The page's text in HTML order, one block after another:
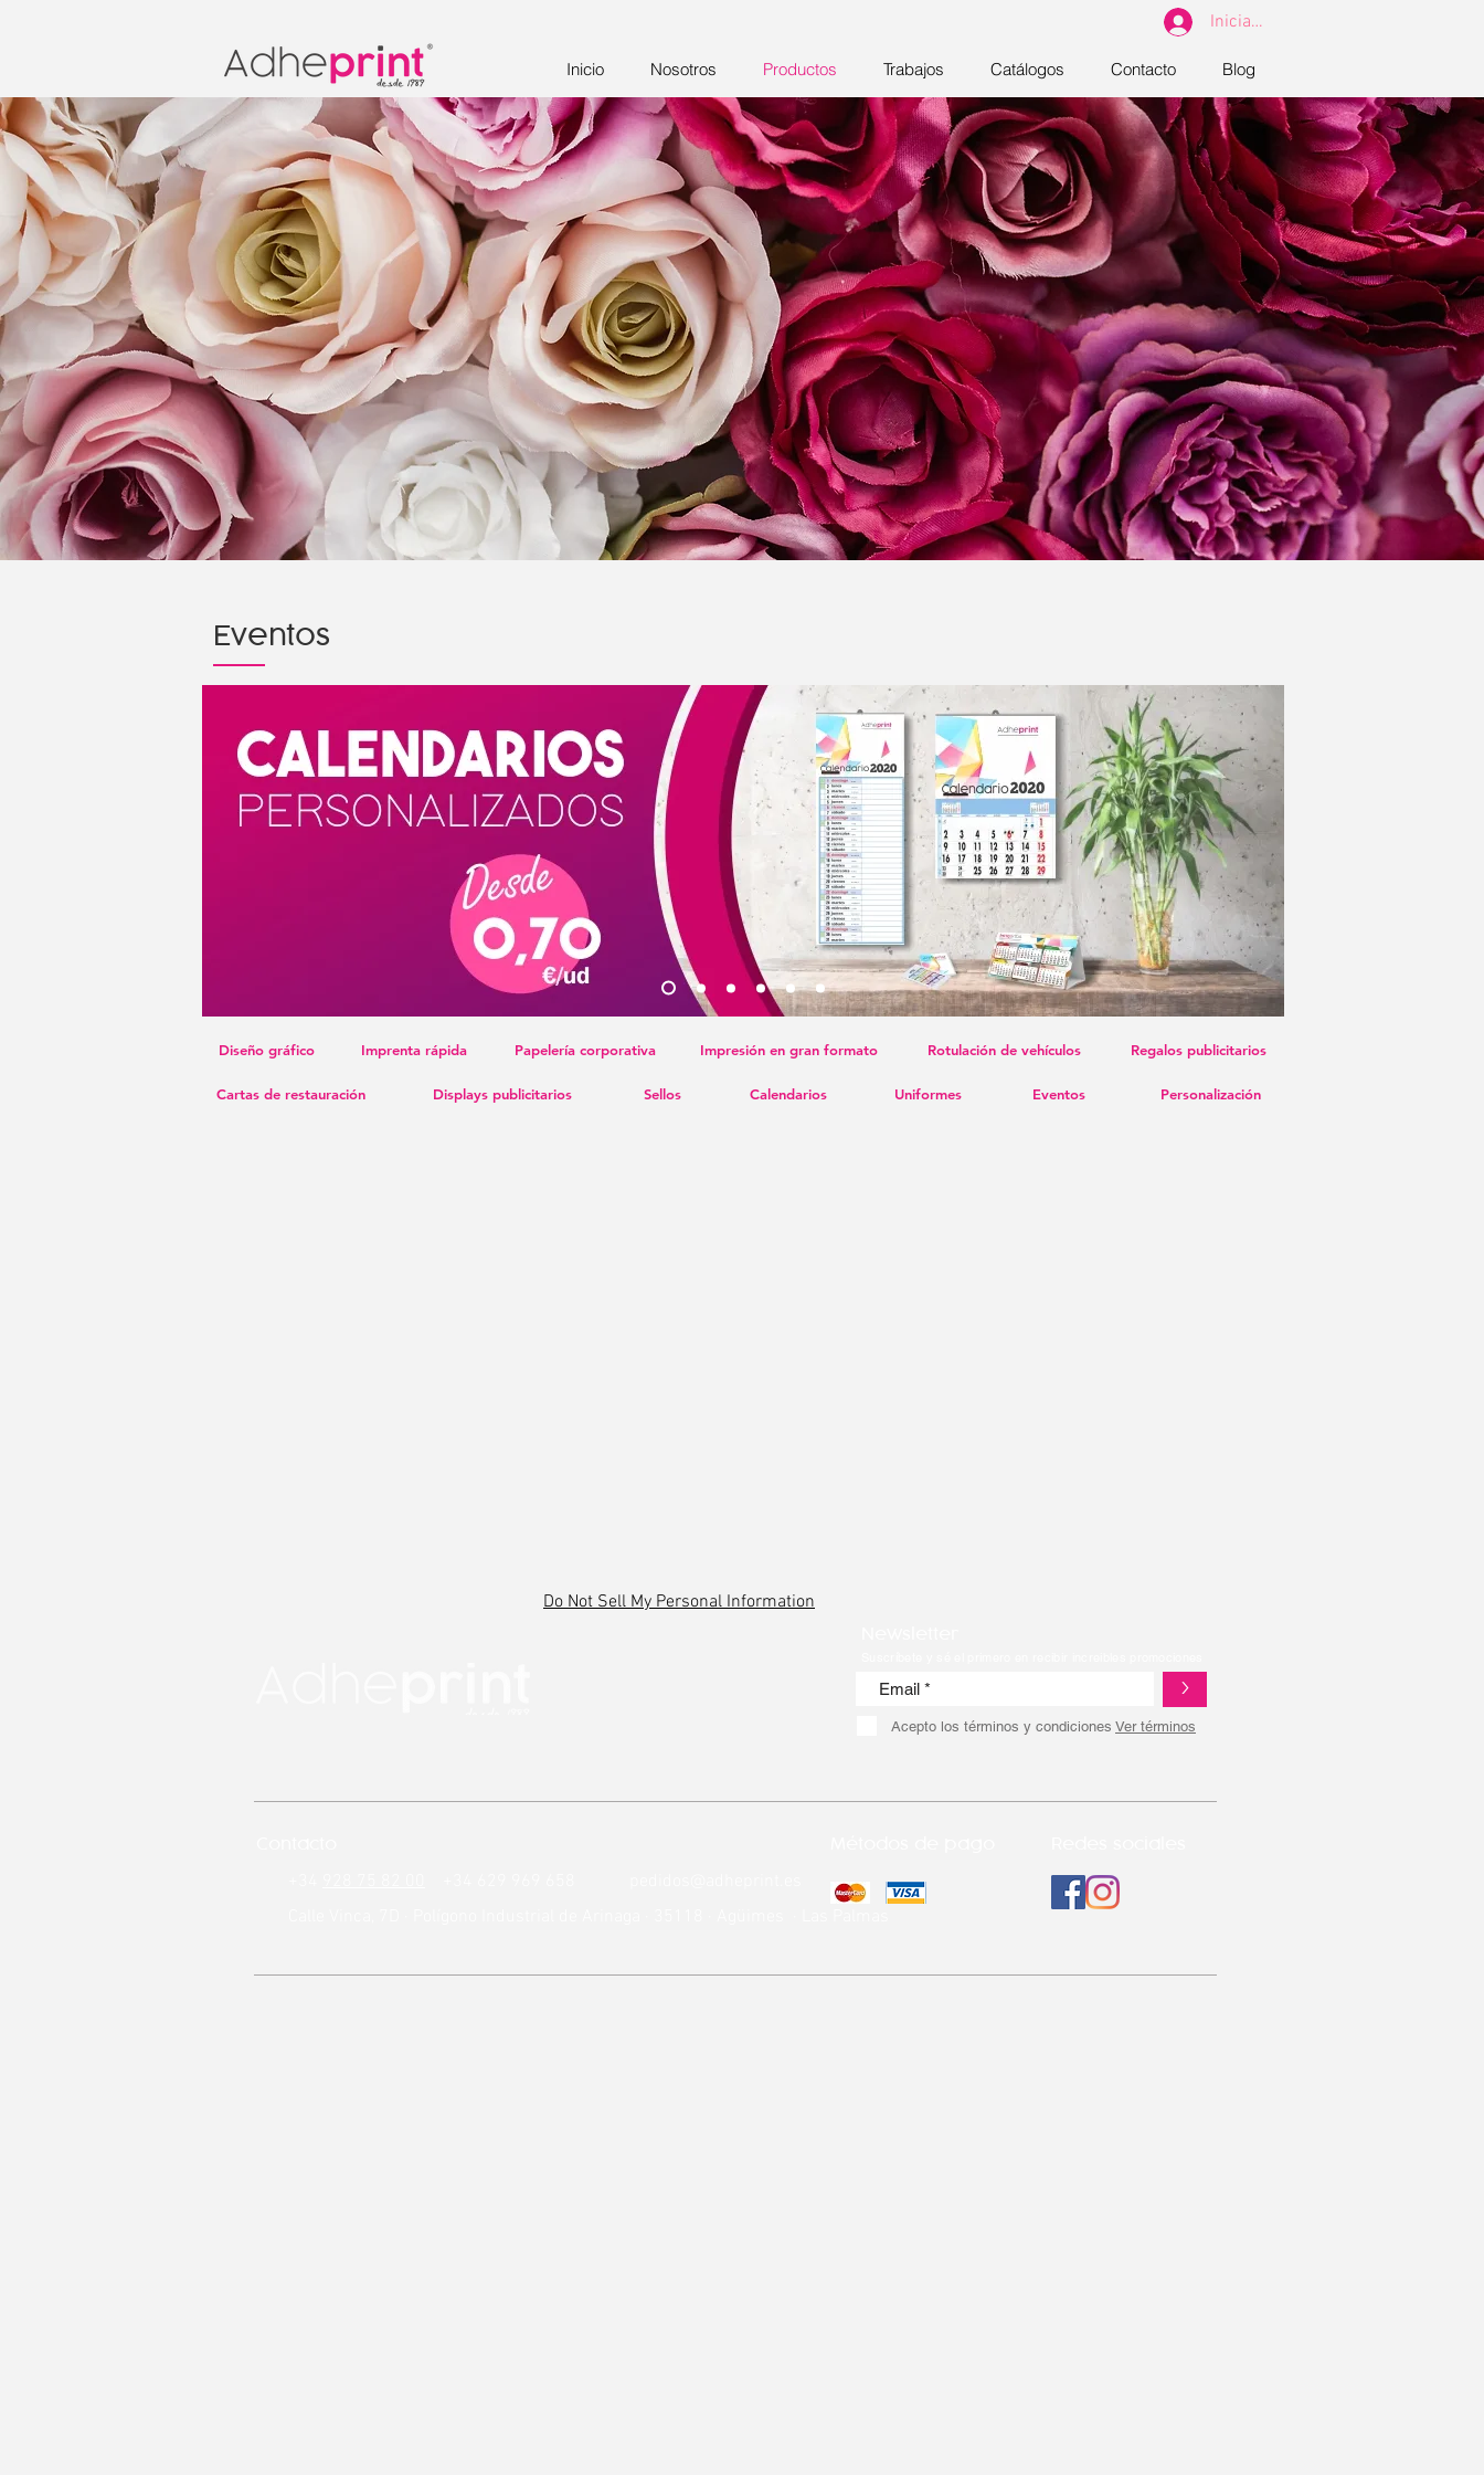
Inicio Nosotros Productos Trabajos Catálogos Contacto Blog
Iniciar sesión
Eventos
Diseño gráfico Imprenta rápida Papelería corporativa Impresión en gran formato Rotulación de vehículos
Cartas de restauración Displays publicitarios Sellos Calendarios Uniformes Eventos
Regalos publicitarios
Personalización
>
Acepto los términos y condiciones Ver términos
Do Not Sell My Personal Information